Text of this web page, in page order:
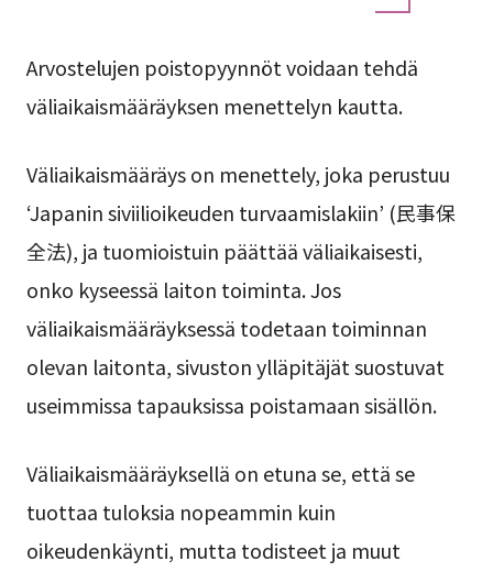
Arvostelujen poistopyynnöt voidaan tehdä
väliaikaismääräyksen menettelyn kautta.
Väliaikaismääräys on menettely, joka perustuu
‘Japanin siviilioikeuden turvaamislakiin’ (民事保
全法), ja tuomioistuin päättää väliaikaisesti,
onko kyseessä laiton toiminta. Jos
väliaikaismääräyksessä todetaan toiminnan
olevan laitonta, sivuston ylläpitäjät suostuvat
useimmissa tapauksissa poistamaan sisällön.
Väliaikaismääräyksellä on etuna se, että se
tuottaa tuloksia nopeammin kuin
oikeudenkäynti, mutta todisteet ja muut